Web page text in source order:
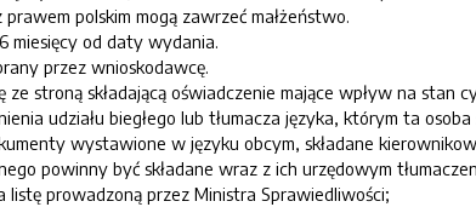
polskim mogą zawrzeć małżeństwo.
miesięcy od daty wydania.
przez wnioskodawcę.
stroną składającą oświadczenie mające wpływ na stan
udziału biegłego lub tłumacza języka, którym ta osoba
wystawione w języku obcym, składane
powinny być składane wraz z ich urzędowym
listę prowadzoną przez Ministra Sprawiedliwości;